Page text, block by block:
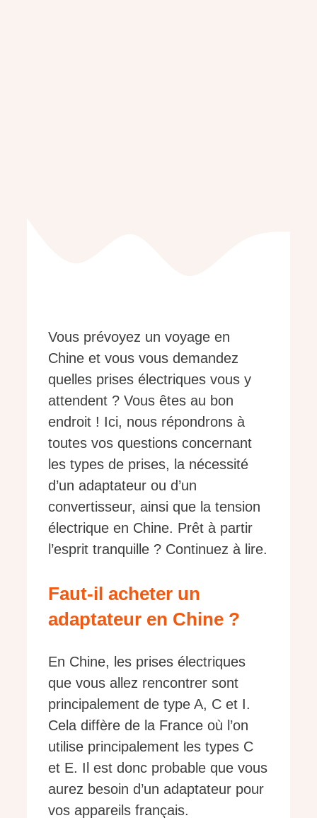
Vous prévoyez un voyage en
Chine et vous vous demandez
quelles prises électriques vous y
attendent ? Vous êtes au bon
endroit ! Ici, nous répondrons à
toutes vos questions concernant
les types de prises, la nécessité
d’un adaptateur ou d’un
convertisseur, ainsi que la tension
électrique en Chine. Prêt à partir
l’esprit tranquille ? Continuez à lire.
Faut-il acheter un
adaptateur en Chine ?
En Chine, les prises électriques
que vous allez rencontrer sont
principalement de type A, C et I.
Cela diffère de la France où l’on
utilise principalement les types C
et E. Il est donc probable que vous
aurez besoin d’un adaptateur pour
vos appareils français.